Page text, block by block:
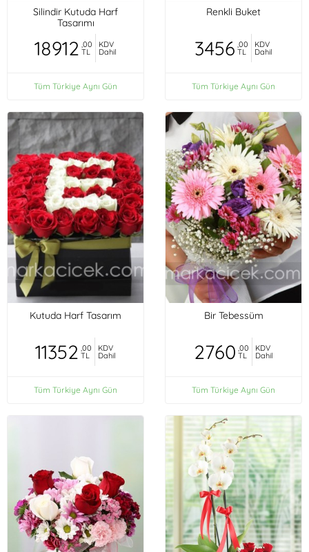
Silindir Kutuda Harf
Tasarımı
18912 ,00
TL
KDV
Dahil
Tüm Türkiye Aynı Gün
Renkli Buket
3456 ,00
TL
KDV
Dahil
Tüm Türkiye Aynı Gün
Kutuda Harf Tasarım
11352 ,00
TL
KDV
Dahil
Tüm Türkiye Aynı Gün
Bir Tebessüm
2760 ,00
TL
KDV
Dahil
Tüm Türkiye Aynı Gün